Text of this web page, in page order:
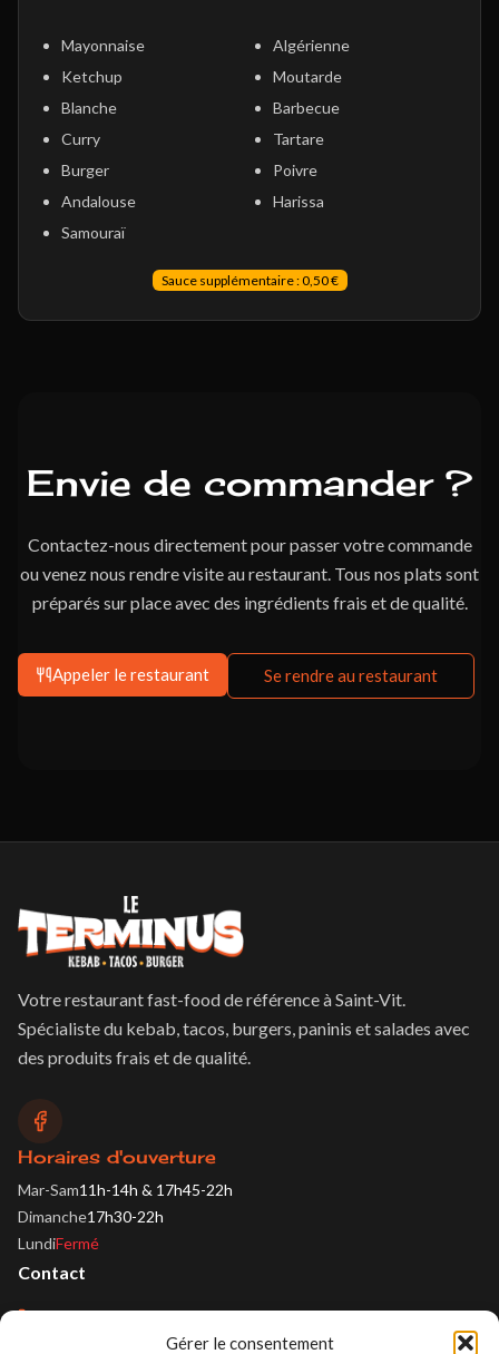
Gérer le consentement
Mayonnaise
Ketchup
Blanche
Curry
Burger
Andalouse
Samouraï
Algérienne
Moutarde
Barbecue
Tartare
Poivre
Harissa
Sauce supplémentaire : 0,50 €
Envie de commander ?
Contactez-nous directement pour passer votre commande
ou venez nous rendre visite au restaurant. Tous nos plats sont
préparés sur place avec des ingrédients frais et de qualité.
Appeler le restaurant Se rendre au restaurant
Votre restaurant fast-food de référence à Saint-Vit.
Spécialiste du kebab, tacos, burgers, paninis et salades avec
des produits frais et de qualité.
Horaires d'ouverture
Mar-Sam11h-14h & 17h45-22h
Dimanche17h30-22h
LundiFermé
Contact
03 81 87 51 97